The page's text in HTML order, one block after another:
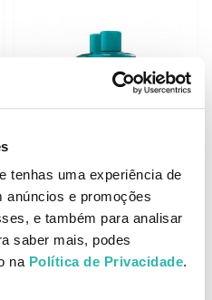
tenhas uma experiência de
anúncios e promoções
e também para analisar
saber mais, podes
na Política de Privacidade.
Piz Buin After Sun Loção
Intensificadora de
Bronzeado 2x200ml